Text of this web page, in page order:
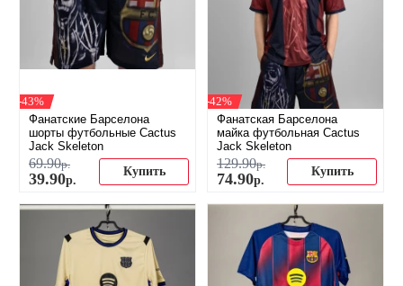
-43%
Фанатские Барселона
шорты футбольные Cactus
Jack Skeleton
69.90р.
39.90р.
Купить
-42%
Фанатская Барселона
майка футбольная Cactus
Jack Skeleton
129.90р.
74.90р.
Купить